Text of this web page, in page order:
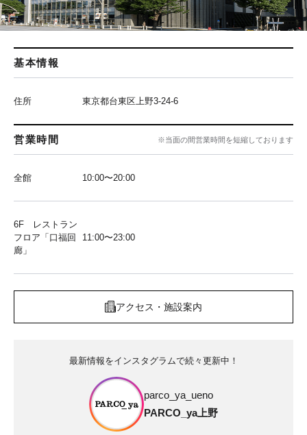
基本情報
住所 東京都台東区上野3-24-6
営業時間 ※当面の間営業時間を短縮しております
全館 10:00〜20:00
6F レストラン
フロア「口福回
廊」
11:00〜23:00
アクセス・施設案内
最新情報をインスタグラムで続々更新中！
parco_ya_ueno
PARCO_ya上野